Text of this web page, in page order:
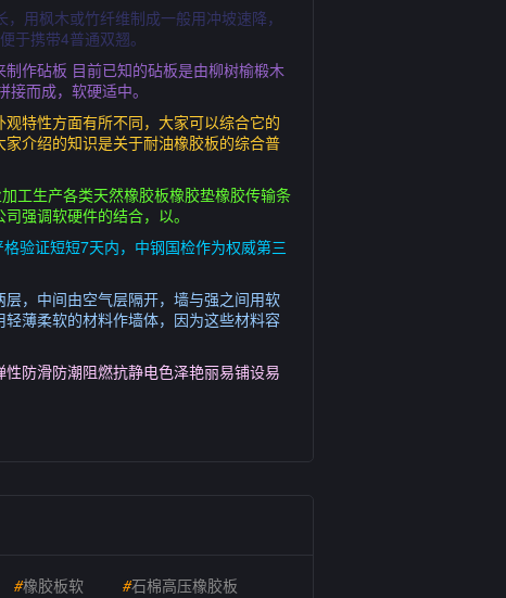
用枫木或竹纤维制成一般用冲坡速降，
于携带4普通双翘。
作砧板 目前已知的砧板是由柳树榆椴木
而成，软硬适中。
特性方面有所不同，大家可以综合它的
介绍的知识是关于耐油橡胶板的综合普
工生产各类天然橡胶板橡胶垫橡胶传输条
强调软硬件的结合，以。
验证短短7天内，中钢国检作为权威第三
，中间由空气层隔开，墙与强之间用软
薄柔软的材料作墙体，因为这些材料容
防滑防潮阻燃抗静电色泽艳丽易铺设易
#橡胶板软 #石棉高压橡胶板